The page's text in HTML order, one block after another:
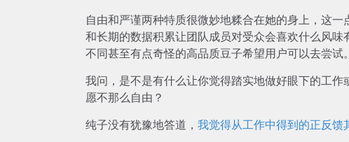
自由和严谨两种特质很微妙地糅合在她的身上，这
和长期的数据积累让团队成员对受众会喜欢什么风
不同甚至有点奇怪的高品质豆子希望用户可以去尝试。
我问，是不是有什么让你觉得踏实地做好眼下的工
愿不那么自由？
纯子没有犹豫地答道， 我觉得从工作中得到的正反馈